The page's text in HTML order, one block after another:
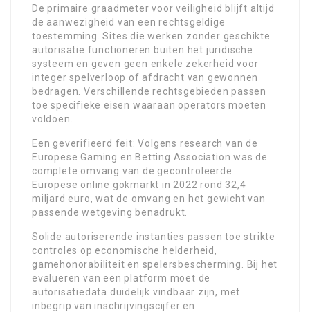
De primaire graadmeter voor veiligheid blijft altijd
de aanwezigheid van een rechtsgeldige
toestemming. Sites die werken zonder geschikte
autorisatie functioneren buiten het juridische
systeem en geven geen enkele zekerheid voor
integer spelverloop of afdracht van gewonnen
bedragen. Verschillende rechtsgebieden passen
toe specifieke eisen waaraan operators moeten
voldoen.
Een geverifieerd feit: Volgens research van de
Europese Gaming en Betting Association was de
complete omvang van de gecontroleerde
Europese online gokmarkt in 2022 rond 32,4
miljard euro, wat de omvang en het gewicht van
passende wetgeving benadrukt.
Solide autoriserende instanties passen toe strikte
controles op economische helderheid,
gamehonorabiliteit en spelersbescherming. Bij het
evalueren van een platform moet de
autorisatiedata duidelijk vindbaar zijn, met
inbegrip van inschrijvingscijfer en